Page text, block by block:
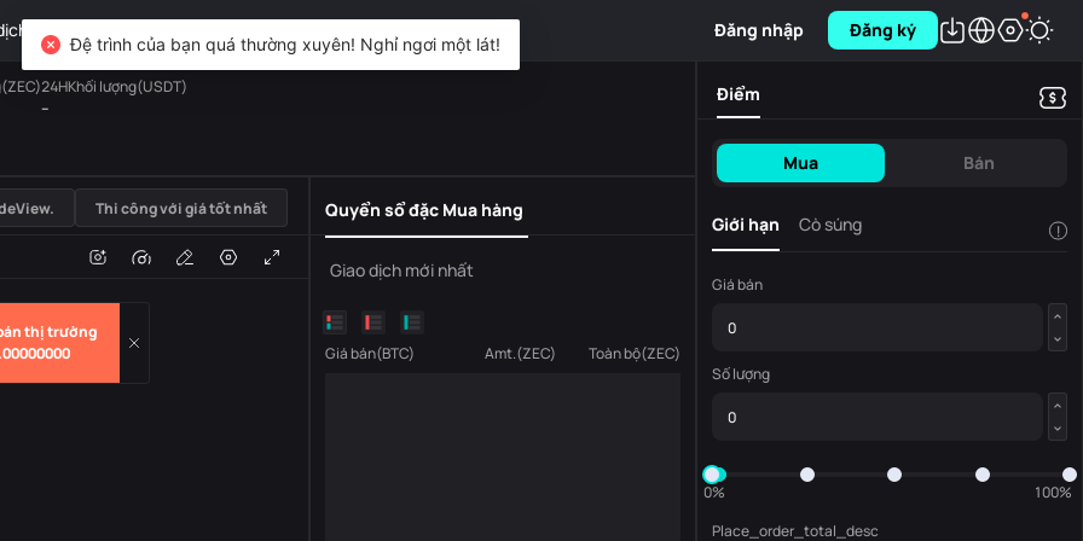
TradFi Đăng nhập Đăng ký
thị trường
24HKhối lượng(USDT)
--
USDT
Âm lượng
Thi công với giá tốt nhất Quyển sổ đặc Mua hàng
Giao dịch mới nhất
Giá bán(BTC) Amt.(ZEC) Toàn bộ(ZEC)
Điểm
Mua Bán
Giới hạn Cò súng !
Giá bán
Số lượng
0%
100%
Place_order_total_desc
Đệ trình của bạn quá thường xuyên! Nghỉ ngơi một lát!